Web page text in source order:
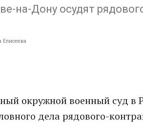
на-Дону осудят
Елисеева
окружной военный суд в
дела рядового-